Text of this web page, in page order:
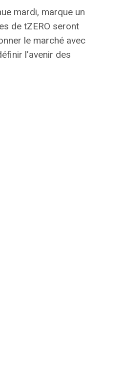
mardi, marque un
de tZERO seront
le marché avec
l’avenir des